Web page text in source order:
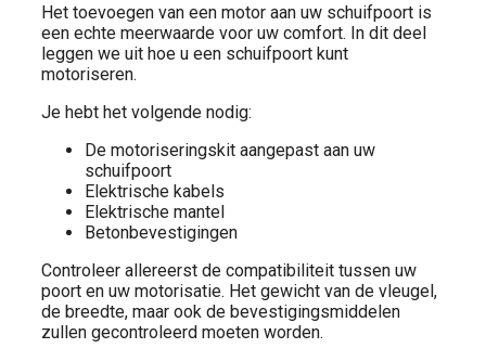
Het toevoegen van een motor aan uw schuifpoort is
een echte meerwaarde voor uw comfort. In dit deel
leggen we uit hoe u een schuifpoort kunt
motoriseren.
Je hebt het volgende nodig:
De motoriseringskit aangepast aan uw
schuifpoort
Elektrische kabels
Elektrische mantel
Betonbevestigingen
Controleer allereerst de compatibiliteit tussen uw
poort en uw motorisatie. Het gewicht van de vleugel,
de breedte, maar ook de bevestigingsmiddelen
zullen gecontroleerd moeten worden.